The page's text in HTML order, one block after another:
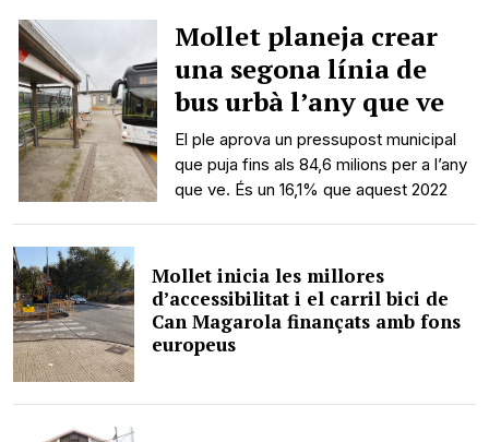
Mollet planeja crear
una segona línia de
bus urbà l’any que ve
El ple aprova un pressupost municipal
que puja fins als 84,6 milions per a l’any
que ve. És un 16,1% que aquest 2022
Mollet inicia les millores
d’accessibilitat i el carril bici de
Can Magarola finançats amb fons
europeus